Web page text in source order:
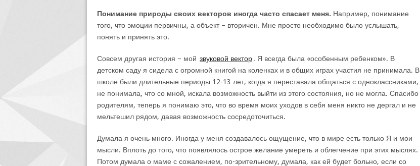
Понимание природы своих векторов иногда часто спасает меня. Например, понимание
того, что эмоции первичны, а объект – вторичен. Мне просто необходимо было услышать,
понять и принять это.
Совсем другая история – мой звуковой вектор. Я всегда была «особенным ребенком». В
детском саду я сидела с огромной книгой на коленках и в общих играх участия не принимала. В
школе были длительные периоды 12-13 лет, когда я переставала общаться с одноклассниками,
не понимала, что со мной, искала возможность выйти из этого состояния, но не могла. Спасибо
родителям, теперь я понимаю это, что во время моих уходов в себя меня никто не дергал и не
мельтешил рядом, давая возможность сосредоточиться.
Думала я очень много. Иногда у меня создавалось ощущение, что в мире есть только Я и мои
мысли. Вплоть до того, что появлялось острое желание умереть и облегчение при этих мыслях.
Потом думала о маме с сожалением, по-зрительному, думала, как ей будет больно, если со